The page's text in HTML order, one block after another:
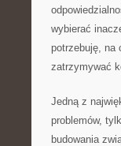
wybierać
potrzebuję, na
zatrzymywać
Jedną z
problemów,
budowania